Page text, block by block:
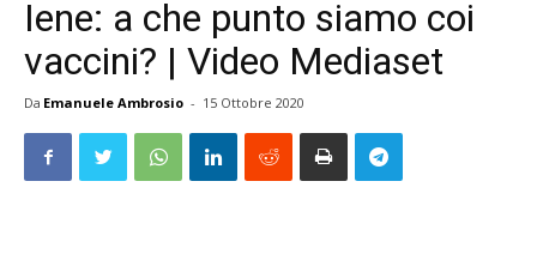
Iene: a che punto siamo coi
vaccini? | Video Mediaset
Da Emanuele Ambrosio - 15 Ottobre 2020